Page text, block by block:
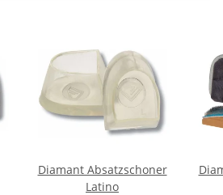
Diamant Absatzschoner
Latino